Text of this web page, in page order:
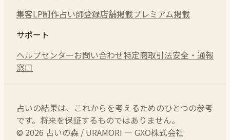
集客LP制作占い師登録店舗掲載プレミアム掲載
サポート
ヘルプセンターお問い合わせ特定商取引法安全・通報
窓口
占いの結果は、これからを考えるためのひとつの参考
です。将来を保証するものではありません。
© 2026 占いの森 / URAMORI — GXO株式会社